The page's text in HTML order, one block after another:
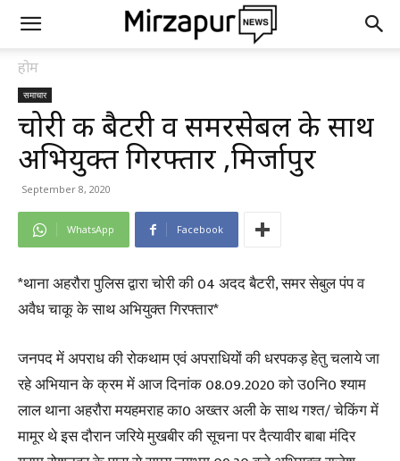
होम
समाचार
चोरी की बैटरी व समरसेबल के साथ
अभियुक्त गिरफ्तार ,मिर्जापुर
September 8, 2020
WhatsApp Facebook
*थाना अहरौरा पुलिस द्वारा चोरी की 04 अदद बैटरी, समर सेबुल पंप व
अवैध चाकू के साथ अभियुक्त गिरफ्तार*
जनपद में अपराध की रोकथाम एवं अपराधियों की धरपकड़ हेतु चलाये जा
रहे अभियान के क्रम में आज दिनांक 08.09.2020 को उ0नि0 श्याम
लाल थाना अहरौरा मयहमराह का0 अख्तर अली के साथ गश्त/ चेकिंग में
मामूर थे इस दौरान जरिये मुखबीर की सूचना पर दैत्यावीर बाबा मंदिर